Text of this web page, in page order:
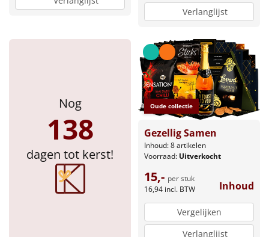
Verlanglijst
Nog
138
dagen tot kerst!
Oude collectie
Gezellig Samen
Inhoud: 8 artikelen
Voorraad: Uitverkocht
15,- per stuk
16,94 incl. BTW Inhoud
Vergelijken
Verlanglijst